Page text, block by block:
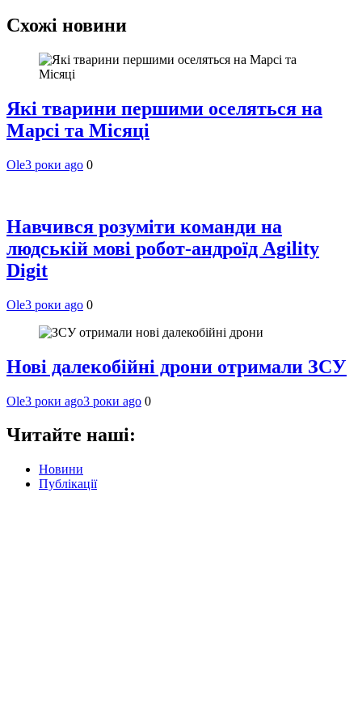
Схожі новини
Які тварини першими оселяться на
Марсі та Місяці
Ole3 роки ago 0
Навчився розуміти команди на
людській мові робот-андроїд Agility
Digit
Ole3 роки ago 0
Нові далекобійні дрони отримали ЗСУ
Ole3 роки ago3 роки ago 0
Читайте наші:
Новини
Публікації